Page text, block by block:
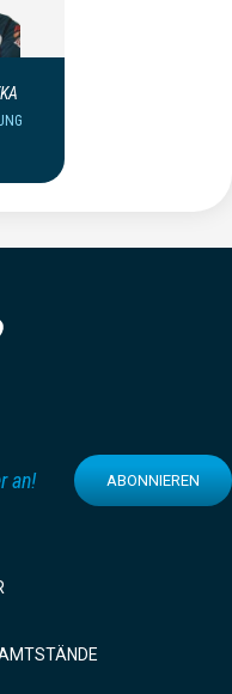
an! ABONNIEREN